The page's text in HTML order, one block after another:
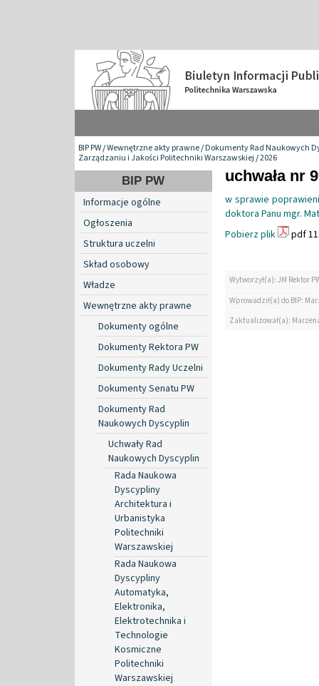
BIP PW/Wewnętrzne akty prawne/Dokumenty Rad Naukowych
Zarządzaniu i Jakości Politechniki Warszawskiej/2026
BIP PW
Informacje ogólne
Ogłoszenia
Struktura uczelni
Skład osobowy
Władze
Wewnętrzne akty prawne
Dokumenty ogólne
Dokumenty Rektora PW
Dokumenty Rady Uczelni
Dokumenty Senatu PW
Dokumenty Rad
Naukowych Dyscyplin
Uchwały Rad
Naukowych Dyscyplin
Rada Naukowa
Dyscypliny
Architektura i
Urbanistyka
Politechniki
Warszawskiej
Rada Naukowa
Dyscypliny
Automatyka,
Elektronika,
Elektrotechnika i
Technologie
Kosmiczne
Politechniki
Warszawskiej
uchwała nr
w sprawie
doktora Panu mgr.
Pobierz plik
pdf
Wytworzył(a): JM Rektor
Wprowadził(a) do BIP:
Zaktualizował(a):